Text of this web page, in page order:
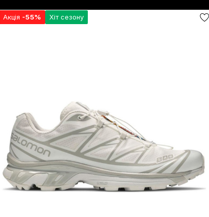
Акція -55% Хіт сезону